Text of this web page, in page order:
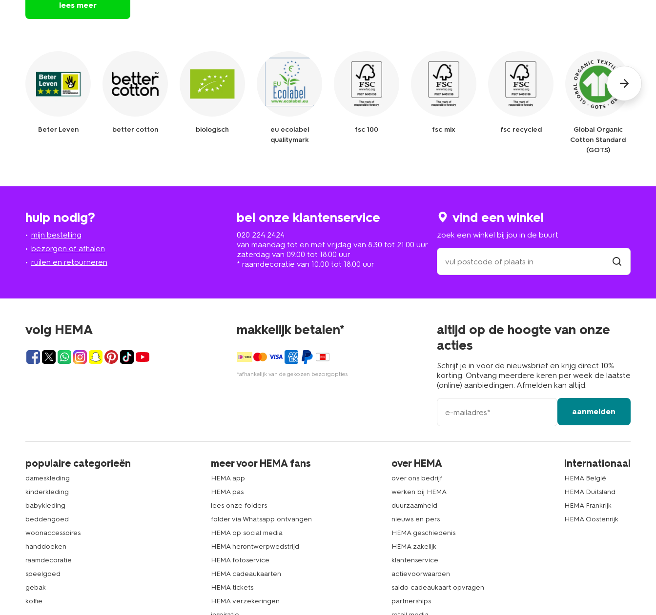
lees meer
Beter Leven better cotton biologisch
eu ecolabel
qualitymark
fsc 100 fsc mix fsc recycled
Global Organic
Cotton Standard
(GOTS)
hulp nodig?
mijn bestelling
bezorgen of afhalen
ruilen en retourneren
bel onze klantenservice
020 224 2424
van maandag tot en met vrijdag van 8.30 tot 21.00 uur
zaterdag van 09.00 tot 18.00 uur
* raamdecoratie van 10.00 tot 18.00 uur
vind een winkel
zoek een winkel bij jou in de buurt
zoek
een
winkel
in
volg HEMA makkelijk betalen*
*afhankelijk van de gekozen bezorgopties
altijd op de hoogte van onze
acties
Schrijf je in voor de nieuwsbrief en krijg direct 10%
korting. Ontvang meerdere keren per week de laatste
(online) aanbiedingen. Afmelden kan altijd.
e-
mailadres
aanmelden
populaire categorieën
dameskleding
kinderkleding
babykleding
beddengoed
woonaccessoires
handdoeken
raamdecoratie
speelgoed
gebak
koffie
meer voor HEMA fans
HEMA app
HEMA pas
lees onze folders
folder via Whatsapp ontvangen
HEMA op social media
HEMA herontwerpwedstrijd
HEMA fotoservice
HEMA cadeaukaarten
HEMA tickets
HEMA verzekeringen
over HEMA
over ons bedrijf
werken bij HEMA
duurzaamheid
nieuws en pers
HEMA geschiedenis
HEMA zakelijk
klantenservice
actievoorwaarden
saldo cadeaukaart opvragen
partnerships
internationaal
HEMA België
HEMA Duitsland
HEMA Frankrijk
HEMA Oostenrijk